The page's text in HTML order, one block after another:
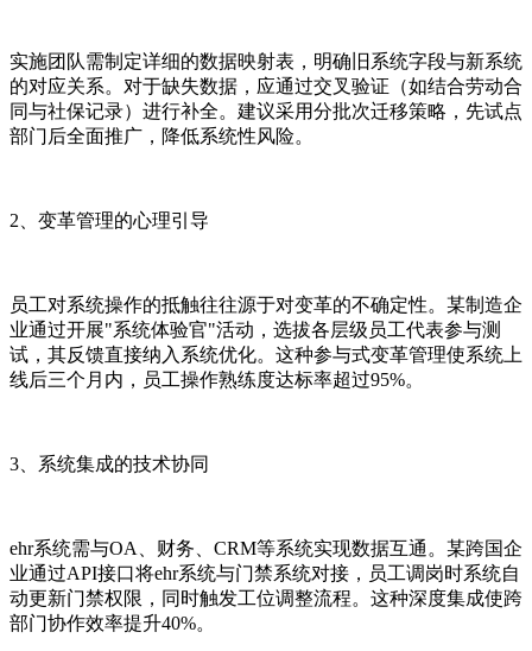
实施团队需制定详细的数据映射表，明确旧系统字段与新系统
的对应关系。对于缺失数据，应通过交叉验证（如结合劳动合
同与社保记录）进行补全。建议采用分批次迁移策略，先试点
部门后全面推广，降低系统性风险。
2、变革管理的心理引导
员工对系统操作的抵触往往源于对变革的不确定性。某制造企
业通过开展"系统体验官"活动，选拔各层级员工代表参与测
试，其反馈直接纳入系统优化。这种参与式变革管理使系统上
线后三个月内，员工操作熟练度达标率超过95%。
3、系统集成的技术协同
ehr系统需与OA、财务、CRM等系统实现数据互通。某跨国企
业通过API接口将ehr系统与门禁系统对接，员工调岗时系统自
动更新门禁权限，同时触发工位调整流程。这种深度集成使跨
部门协作效率提升40%。